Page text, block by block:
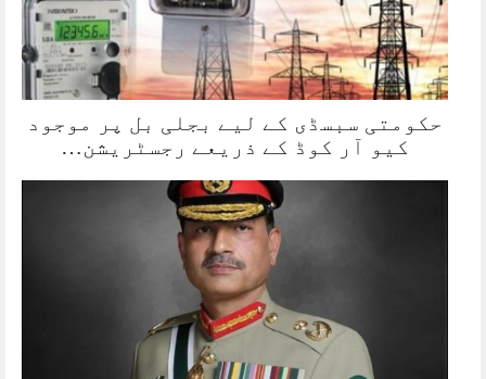
حکومتی سبسڈی کے لیے بجلی بل پر موجود
کیو آر کوڈ کے ذریعے رجسٹریشن…